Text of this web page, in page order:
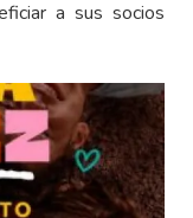
a sus socios